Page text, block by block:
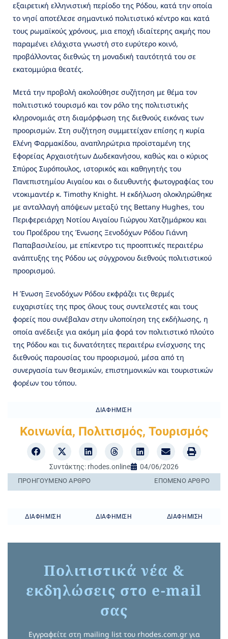
εξαιρετική ελληνιστική περίοδο της Ρόδου, κατά την οποία
το νησί αποτέλεσε σημαντικό πολιτιστικό κέντρο και κατά
τους ρωμαϊκούς χρόνους, μια εποχή ιδιαίτερης ακμής που
παραμένει ελάχιστα γνωστή στο ευρύτερο κοινό,
προβάλλοντας διεθνώς τη μοναδική ταυτότητά του σε
εκατομμύρια θεατές.
Μετά την προβολή ακολούθησε συζήτηση με θέμα τον
πολιτιστικό τουρισμό και τον ρόλο της πολιτιστικής
κληρονομιάς στη διαμόρφωση της διεθνούς εικόνας των
προορισμών. Στη συζήτηση συμμετείχαν επίσης η κυρία
Ελένη Φαρμακίδου, αναπληρώτρια προϊσταμένη της
Εφορείας Αρχαιοτήτων Δωδεκανήσου, καθώς και ο κύριος
Σπύρος Συρόπουλος, ιστορικός και καθηγητής του
Πανεπιστημίου Αιγαίου και ο διευθυντής φωτογραφίας του
ντοκιμαντέρ κ. Timothy Knight. Η εκδήλωση ολοκληρώθηκε
με ανταλλαγή απόψεων μεταξύ της Bettany Hughes, του
Περιφερειάρχη Νοτίου Αιγαίου Γιώργου Χατζημάρκου και
του Προέδρου της Ένωσης Ξενοδόχων Ρόδου Γιάννη
Παπαβασιλείου, με επίκεντρο τις προοπτικές περαιτέρω
ανάπτυξης της Ρόδου ως σύγχρονου διεθνούς πολιτιστικού
προορισμού.
Η Ένωση Ξενοδόχων Ρόδου εκφράζει τις θερμές
ευχαριστίες της προς όλους τους συντελεστές και τους
φορείς που συνέβαλαν στην υλοποίηση της εκδήλωσης, η
οποία ανέδειξε για ακόμη μία φορά τον πολιτιστικό πλούτο
της Ρόδου και τις δυνατότητες περαιτέρω ενίσχυσης της
διεθνούς παρουσίας του προορισμού, μέσα από τη
συνεργασία των θεσμικών, επιστημονικών και τουριστικών
φορέων του τόπου.
ΔΙΑΦΉΜΙΣΗ
Κοινωνία, Πολιτισμός, Τουρισμός
Συντάκτης: rhodes.online 04/06/2026
ΠΡΟΗΓΟΎΜΕΝO ΆΡΘΡΟ ΕΠΌΜΕΝΟ ΆΡΘΡΟ
ΔΙΑΦΉΜΙΣΗ ΔΙΑΦΉΜΙΣΗ ΔΙΑΦΉΜΙΣΗ
Πολιτιστικά νέα &
εκδηλώσεις στο e-mail
σας
Εγγραφείτε στη mailing list του rhodes.com.gr για